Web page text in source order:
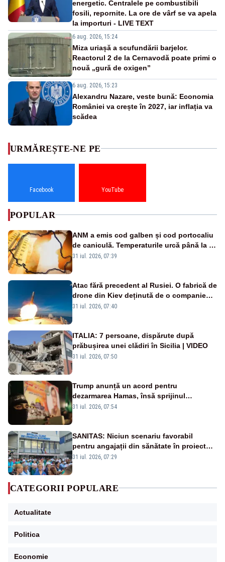
energetic. Centralele pe combustibili
fosili, repornite. La ore de vârf se va apela
la importuri - LIVE TEXT
6 aug. 2026, 15:24
Miza uriașă a scufundării barjelor.
Reactorul 2 de la Cernavodă poate primi o
nouă „gură de oxigen”
6 aug. 2026, 15:23
Alexandru Nazare, veste bună: Economia
României va crește în 2027, iar inflația va
scădea
URMĂREȘTE-NE PE
Facebook YouTube
POPULAR
ANM a emis cod galben și cod portocaliu
de caniculă. Temperaturile urcă până la 38
de grade, iar nopțile devin tropicale
31 iul. 2026, 07:39
Atac fără precedent al Rusiei. O fabrică de
drone din Kiev deținută de o companie
americană, distrusă de o rachetă
31 iul. 2026, 07:40
ITALIA: 7 persoane, dispărute după
prăbușirea unei clădiri în Sicilia | VIDEO
31 iul. 2026, 07:50
Trump anunță un acord pentru
dezarmarea Hamas, însă sprijinul
Israelului rămâne incert
31 iul. 2026, 07:54
SANITAS: Niciun scenariu favorabil
pentru angajații din sănătate în proiectul
Legii salarizării
31 iul. 2026, 07:29
CATEGORII POPULARE
Actualitate
Politica
Economie